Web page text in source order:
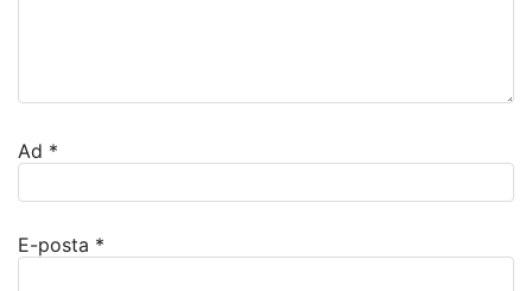
Ad *
E-posta *